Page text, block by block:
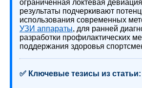
ограниченная локтевая
результаты подчеркивают
использования современных
УЗИ аппараты, для ранней
разработки профилактических
поддержания здоровья
✅ Ключевые тезисы из статьи: